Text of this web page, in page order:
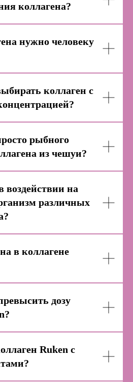
коллагена?
нужно человеку
коллаген с
рыбного
из чешуи?
воздействии на
различных
в коллагене
дозу
Ruken с
форму для
беспалтной